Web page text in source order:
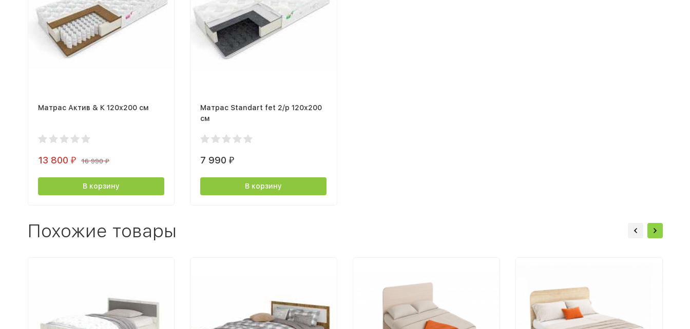
Матрас Актив & К 120х200 см
13 800 ₽ 16 990₽
В корзину
Матрас Standart fet 2/р 120х200
см
7 990₽
В корзину
Похожие товары